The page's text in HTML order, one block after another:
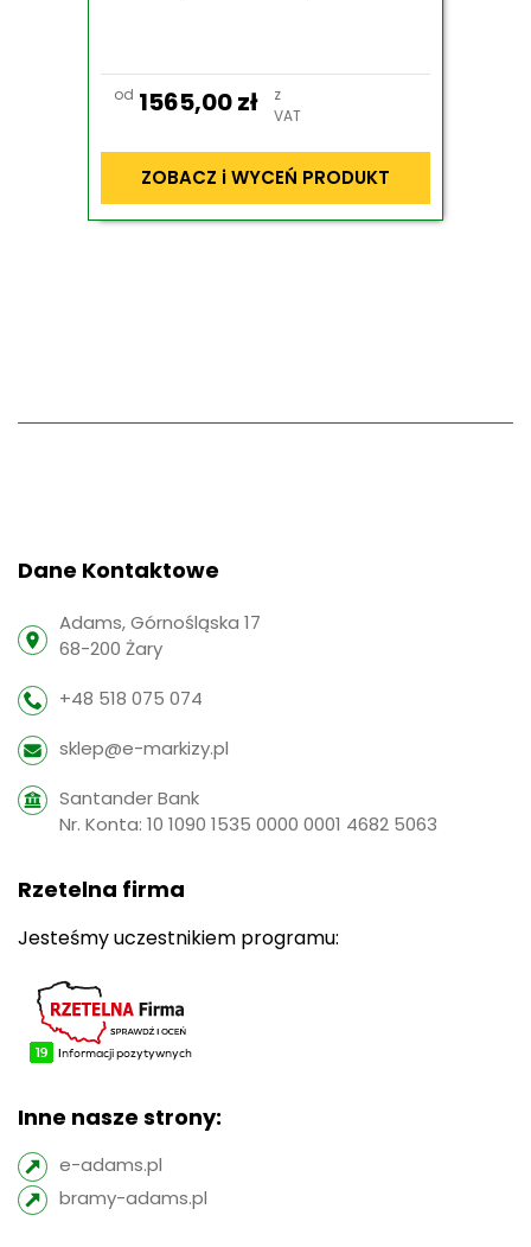
od 1565,00zł
z
VAT
ZOBACZ i WYCEŃ PRODUKT
Dane Kontaktowe
Adams, Górnośląska 17
68-200 Żary
+48 518 075 074
sklep@e-markizy.pl
Santander Bank
Nr. Konta: 10 1090 1535 0000 0001 4682 5063
Rzetelna firma
Jesteśmy uczestnikiem programu:
Inne nasze strony:
e-adams.pl
bramy-adams.pl